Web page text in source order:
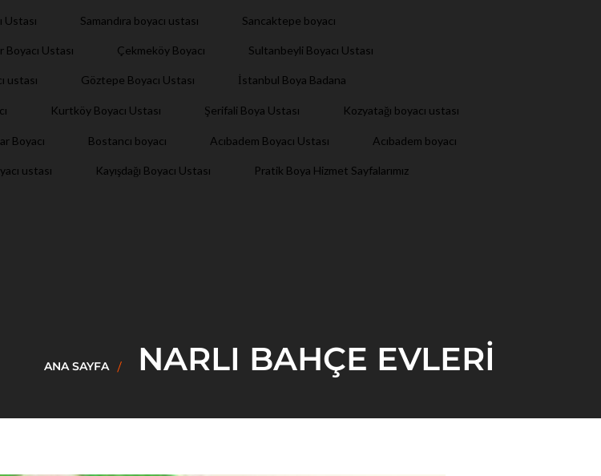
Ustası Samandıra boyacı ustası Sancaktepe boyacı
Boyacı Ustası Çekmeköy Boyacı Sultanbeyli Boyacı Ustası
ustası Göztepe Boyacı Ustası İstanbul Boya Badana
Kurtköy Boyacı Ustası Şerifali Boya Ustası Kozyatağı boyacı ustası
Boyacı Bostancı boyacı Acıbadem Boyacı Ustası Acıbadem boyacı
ustası Kayışdağı Boyacı Ustası Pratik Boya Hizmet Sayfalarımız
ANA SAYFA NARLI BAHÇE EVLERİ